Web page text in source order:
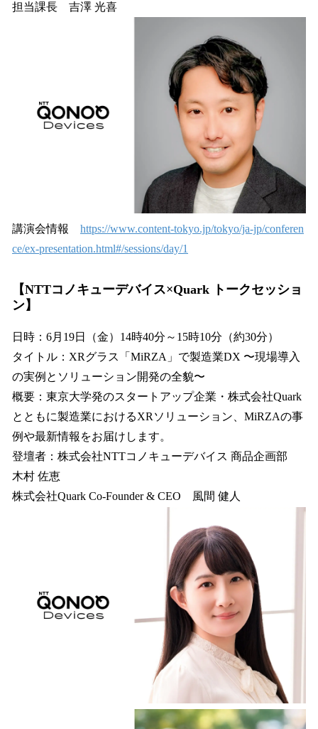
担当課長 吉澤 光喜
講演会情報 https://www.content-tokyo.jp/tokyo/ja-jp/conferen
ce/ex-presentation.html#/sessions/day/1
【NTTコノキューデバイス×Quark トークセッショ
ン】
日時：6月19日（金）14時40分～15時10分（約30分）
タイトル：XRグラス「MiRZA」で製造業DX​ 〜現場導入
の実例とソリューション開発の全貌〜
概要：東京大学発のスタートアップ企業・株式会社Quark
とともに製造業におけるXRソリューション、MiRZAの事
例や最新情報をお届けします。
登壇者：株式会社NTTコノキューデバイス 商品企画部
木村 佐恵
株式会社Quark Co-Founder & CEO 風間 健人